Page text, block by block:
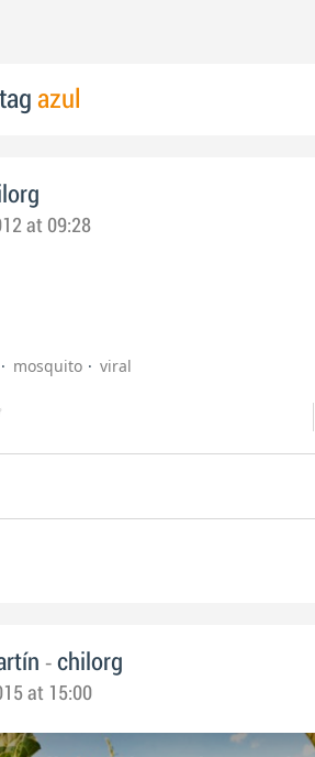
azul
at 09:28
mosquito viral
- chilorg
at 15:00